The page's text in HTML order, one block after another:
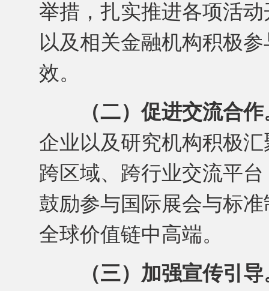
举措，扎实推进各项活
以及相关金融机构积极
效。
（二）促进交流合
企业以及研究机构积极
跨区域、跨行业交流平
鼓励参与国际展会与标
全球价值链中高端。
（三）加强宣传引